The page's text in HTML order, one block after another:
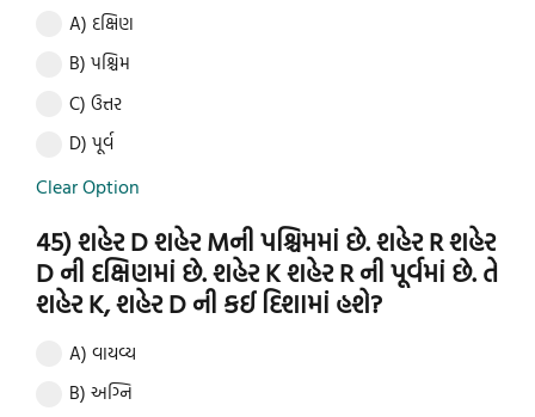
A) દક્ષિણ
B) પશ્ચિમ
C) ઉત્તર
D) પૂર્વ
Clear Option
45) શહેર D શહેર Mની પશ્ચિમમાં છે. શહેર R શહેર
D ની દક્ષિણમાં છે. શહેર K શહેર R ની પૂર્વમાં છે. તે
શહેર K, શહેર D ની કઈ દિશામાં હશે?
A) વાયવ્ય
B) અગ્નિ